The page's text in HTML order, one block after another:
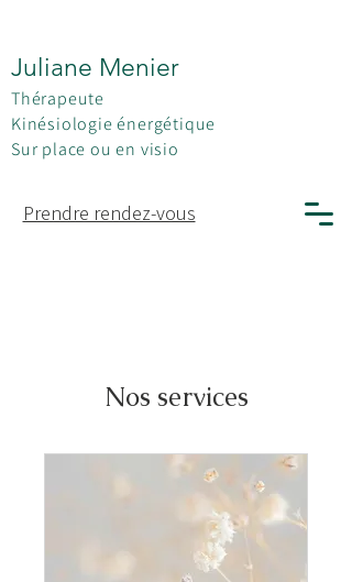
Juliane Menier
Thérapeute
Kinésiologie énergétique
Sur place ou en visio
Prendre rendez-vous
Nos services